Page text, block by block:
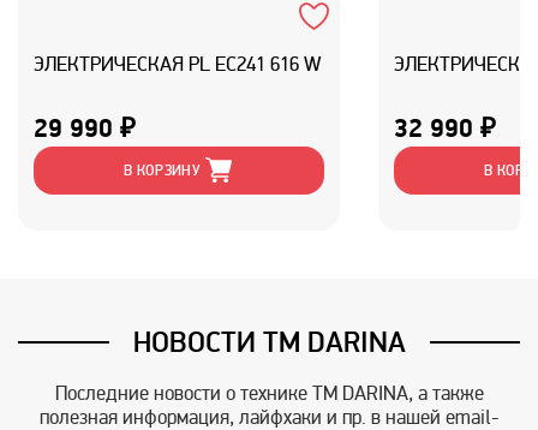
ЭЛЕКТРИЧЕСКАЯ PL EC241 616 W
29 990 ₽
В КОРЗИНУ
ЭЛЕКТРИЧЕСКАЯ
32 990 ₽
В
НОВОСТИ TM DARINA
Последние новости о технике TM DARINA, а также
полезная информация, лайфхаки и пр. в нашей email-